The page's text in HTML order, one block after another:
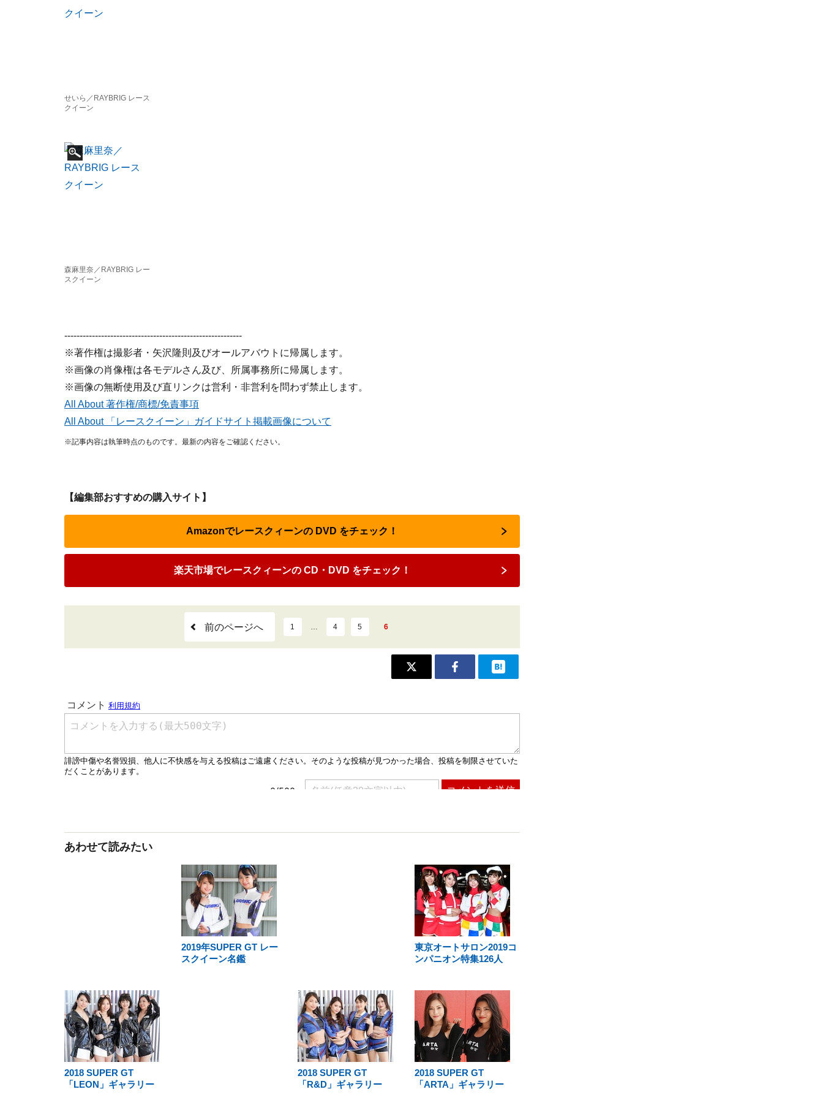
せいら／RAYBRIG レース
クイーン
森麻里奈／RAYBRIG レー
スクイーン
----------------------------------------------------------
※著作権は撮影者・矢沢隆則及びオールアバウトに帰属します。
※画像の肖像権は各モデルさん及び、所属事務所に帰属します。
※画像の無断使用及び直リンクは営利・非営利を問わず禁止します。
All About 著作権/商標/免責事項
All About 「レースクイーン」ガイドサイト掲載画像について
※記事内容は執筆時点のものです。最新の内容をご確認ください。
【編集部おすすめの購入サイト】
Amazonでレースクィーンの DVD をチェック！
楽天市場でレースクィーンの CD・DVD をチェック！
前のページへ 1 … 4 5 6
あわせて読みたい
2019年SUPER GT レー
スクイーン名鑑
東京オートサロン2019コ
ンパニオン特集126人
2018 SUPER GT
「LEON」ギャラリー
2018 SUPER GT
「R&D」ギャラリー
2018 SUPER GT
「ARTA」ギャラリー